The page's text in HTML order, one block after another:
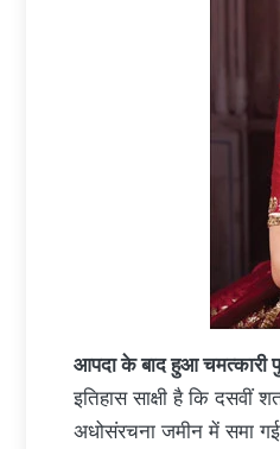
आपदा के बाद हुआ चमत्कारी
इतिहास साक्षी है कि
अधोसंरचना जमीन में समा